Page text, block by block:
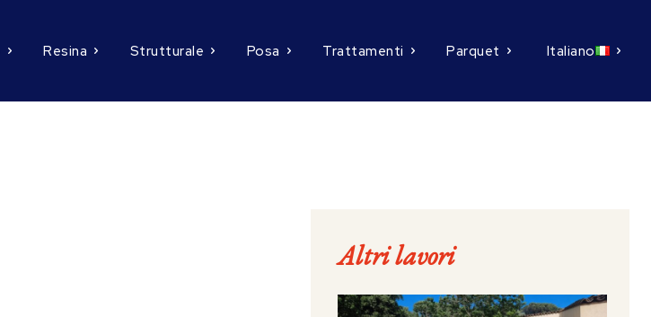
Resina Strutturale Posa Trattamenti Parquet Italiano
Altri lavori